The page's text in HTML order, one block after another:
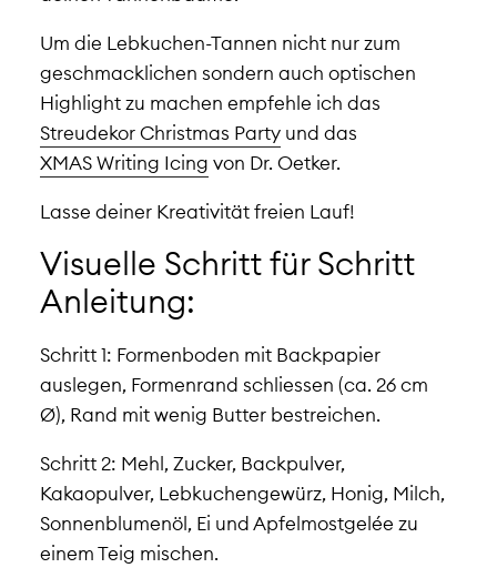
Um die Lebkuchen-Tannen nicht nur zum
geschmacklichen sondern auch optischen
Highlight zu machen empfehle ich das
Streudekor Christmas Partyund das
XMAS Writing Icing von Dr. Oetker.
Lasse deiner Kreativität freien Lauf!
Visuelle Schritt für Schritt
Anleitung:
Schritt 1: Formenboden mit Backpapier
auslegen, Formenrand schliessen (ca. 26 cm
Ø), Rand mit wenig Butter bestreichen.
Schritt 2: Mehl, Zucker, Backpulver,
Kakaopulver, Lebkuchengewürz, Honig, Milch,
Sonnenblumenöl, Ei und Apfelmostgelée zu
einem Teig mischen.